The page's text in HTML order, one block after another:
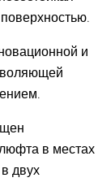
и
в местах
двух